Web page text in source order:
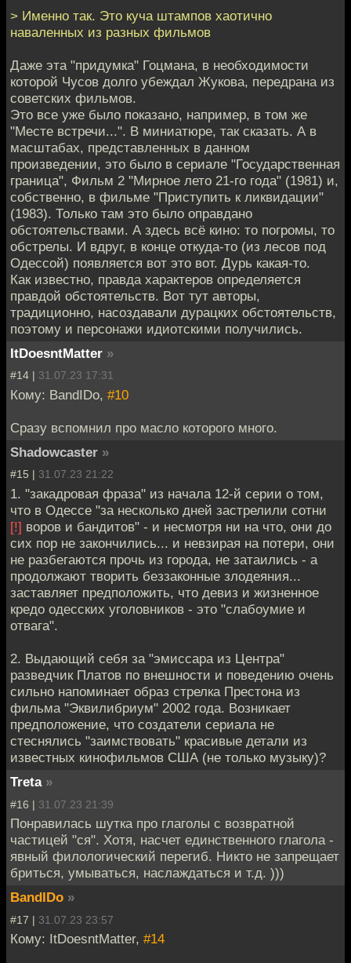
> Именно так. Это куча штампов хаотично
наваленных из разных фильмов
Даже эта "придумка" Гоцмана, в необходимости
которой Чусов долго убеждал Жукова, передрана из
советских фильмов.
Это все уже было показано, например, в том же
"Месте встречи...". В миниатюре, так сказать. А в
масштабах, представленных в данном
произведении, это было в сериале "Государственная
граница", Фильм 2 "Мирное лето 21-го года" (1981) и,
собственно, в фильме "Приступить к ликвидации"
(1983). Только там это было оправдано
обстоятельствами. А здесь всё кино: то погромы, то
обстрелы. И вдруг, в конце откуда-то (из лесов под
Одессой) появляется вот это вот. Дурь какая-то.
Как известно, правда характеров определяется
правдой обстоятельств. Вот тут авторы,
традиционно, насоздавали дурацких обстоятельств,
поэтому и персонажи идиотскими получились.
ItDoesntMatter »
#14 | 31.07.23 17:31
Кому: BandIDo, #10
Сразу вспомнил про масло которого много.
Shadowcaster »
#15 | 31.07.23 21:22
1. "закадровая фраза" из начала 12-й серии о том,
что в Одессе "за несколько дней застрелили сотни
[!] воров и бандитов" - и несмотря ни на что, они до
сих пор не закончились... и невзирая на потери, они
не разбегаются прочь из города, не затаились - а
продолжают творить беззаконные злодеяния...
заставляет предположить, что девиз и жизненное
кредо одесских уголовников - это "слабоумие и
отвага".
2. Выдающий себя за "эмиссара из Центра"
разведчик Платов по внешности и поведению очень
сильно напоминает образ стрелка Престона из
фильма "Эквилибриум" 2002 года. Возникает
предположение, что создатели сериала не
стеснялись "заимствовать" красивые детали из
известных кинофильмов США (не только музыку)?
Treta »
#16 | 31.07.23 21:39
Понравилась шутка про глаголы с возвратной
частицей "ся". Хотя, насчет единственного глагола -
явный филологический перегиб. Никто не запрещает
бриться, умываться, наслаждаться и т.д. )))
BandIDo »
#17 | 31.07.23 23:57
Кому: ItDoesntMatter, #14